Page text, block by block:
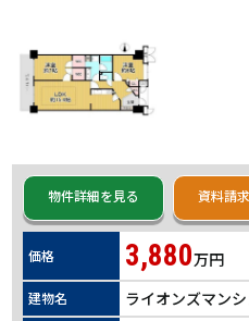
物件詳細を見る 資料請
価格 3,880万円
建物名 ライオンズマン